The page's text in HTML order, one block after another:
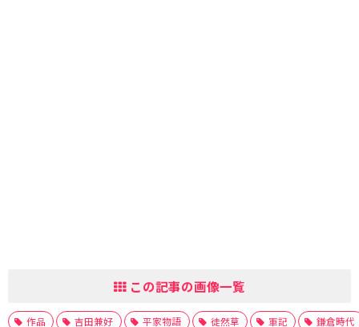
この記事の画像一覧
作品 吉田兼好 平家物語 徒然草 軍記 鎌倉時代